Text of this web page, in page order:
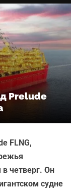
Prelude
FLNG,
четверг. Он
судне